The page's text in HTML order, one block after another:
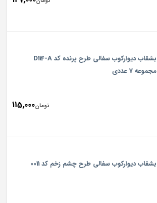
بشقاب دیوارکوب سفالی طرح پرنده کد D114-A
مجموعه 7 عددی
تومان115,000
بشقاب دیوارکوب سفالی طرح چشم زخم کد 0011